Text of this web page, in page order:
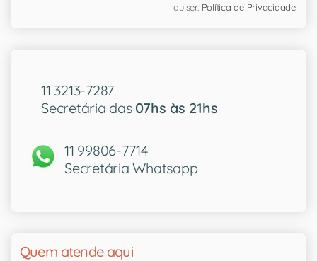
quiser. Política de Privacidade
11 3213-7287
Secretária das 07hs às 21hs
11 99806-7714
Secretária Whatsapp
Quem atende aqui